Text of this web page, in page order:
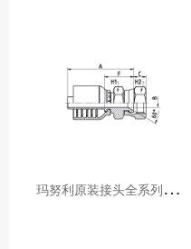
玛
努利原装接头全系列型号解析：广州客户选型必备指南